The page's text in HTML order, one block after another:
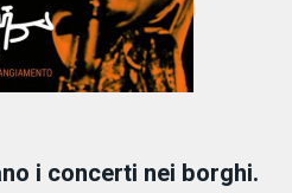
i concerti nei borghi.